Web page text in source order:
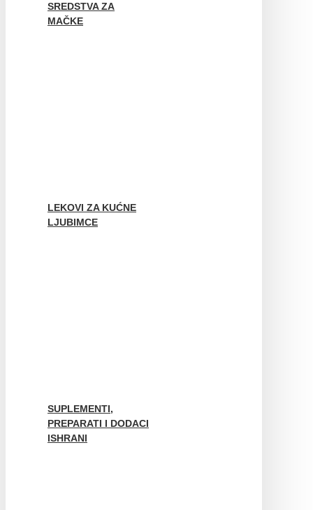
SREDSTVA ZA
MAČKE
LEKOVI ZA KUĆNE
LJUBIMCE
SUPLEMENTI,
PREPARATI I DODACI
ISHRANI